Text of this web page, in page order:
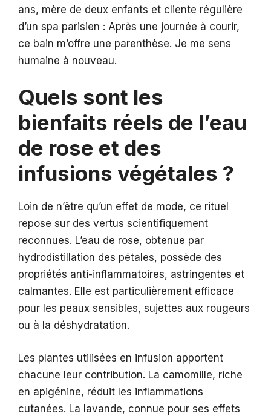
ans, mère de deux enfants et cliente régulière
d’un spa parisien : Après une journée à courir,
ce bain m’offre une parenthèse. Je me sens
humaine à nouveau.
Quels sont les
bienfaits réels de l’eau
de rose et des
infusions végétales ?
Loin de n’être qu’un effet de mode, ce rituel
repose sur des vertus scientifiquement
reconnues. L’eau de rose, obtenue par
hydrodistillation des pétales, possède des
propriétés anti-inflammatoires, astringentes et
calmantes. Elle est particulièrement efficace
pour les peaux sensibles, sujettes aux rougeurs
ou à la déshydratation.
Les plantes utilisées en infusion apportent
chacune leur contribution. La camomille, riche
en apigénine, réduit les inflammations
cutanées. La lavande, connue pour ses effets